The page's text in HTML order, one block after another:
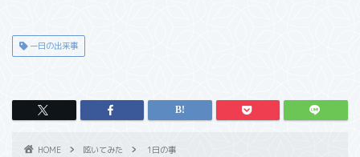
一日の出来事
HOME 呟いてみた 1日の事